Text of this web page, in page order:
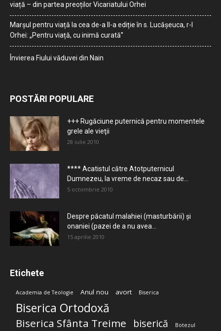
viață – din partea preoților Vicariatului Orhei
Marșul pentru viață la cea de-a II-a ediție în s. Lucășeuca, r-l
Orhei: „Pentru viață, cu inimă curată”
Învierea Fiului văduvei din Nain
POSTĂRI POPULARE
+++ Rugăciune puternică pentru momentele
grele ale vieţii
28 iulie 2010
**** Acatistul către Atotputernicul
Dumnezeu, la vreme de necaz sau de...
5 octombrie 2010
Despre păcatul malahiei (masturbării) şi
onaniei (pazei de a nu avea...
15 aprilie 2010
Etichete
Academia de Teologie Anul nou avort Biserica
Biserica Ortodoxă
Biserica Sfânta Treime biserică Botezul